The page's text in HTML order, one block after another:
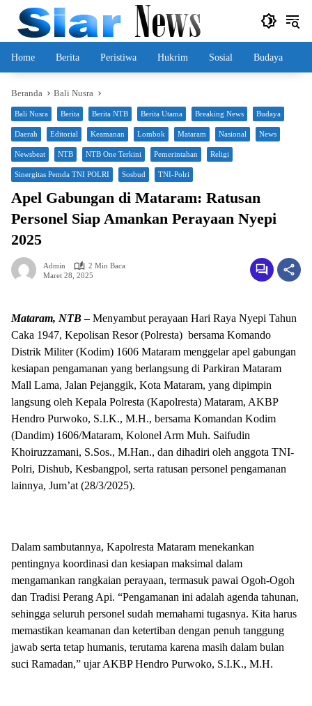
Langsung
konten
Home Berita Peristiwa Hukrim Sosial Budaya
Beranda Bali Nusra
Bali Nusra Berita Berita NTB Berita Utama Breaking News Budaya
Daerah Editorial Keamanan Lombok Mataram Nasional News
Newsbeat NTB NTB One Terkini Pemerintahan Religi
Sinergitas Pemda TNI POLRI Sosbud TNI-Polri
Apel Gabungan di Mataram: Ratusan
Personel Siap Amankan Perayaan Nyepi
2025
Admin
2 Min Baca
Maret 28, 2025
Mataram, NTB – Menyambut perayaan Hari Raya Nyepi Tahun
Caka 1947, Kepolisan Resor (Polresta) bersama Komando
Distrik Militer (Kodim) 1606 Mataram menggelar apel gabungan
kesiapan pengamanan yang berlangsung di Parkiran Mataram
Mall Lama, Jalan Pejanggik, Kota Mataram, yang dipimpin
langsung oleh Kepala Polresta (Kapolresta) Mataram, AKBP
Hendro Purwoko, S.I.K., M.H., bersama Komandan Kodim
(Dandim) 1606/Mataram, Kolonel Arm Muh. Saifudin
Khoiruzzamani, S.Sos., M.Han., dan dihadiri oleh anggota TNI-
Polri, Dishub, Kesbangpol, serta ratusan personel pengamanan
lainnya, Jum’at (28/3/2025).
Dalam sambutannya, Kapolresta Mataram menekankan
pentingnya koordinasi dan kesiapan maksimal dalam
mengamankan rangkaian perayaan, termasuk pawai Ogoh-Ogoh
dan Tradisi Perang Api. “Pengamanan ini adalah agenda tahunan,
sehingga seluruh personel sudah memahami tugasnya. Kita harus
memastikan keamanan dan ketertiban dengan penuh tanggung
jawab serta tetap humanis, terutama karena masih dalam bulan
suci Ramadan,” ujar AKBP Hendro Purwoko, S.I.K., M.H.